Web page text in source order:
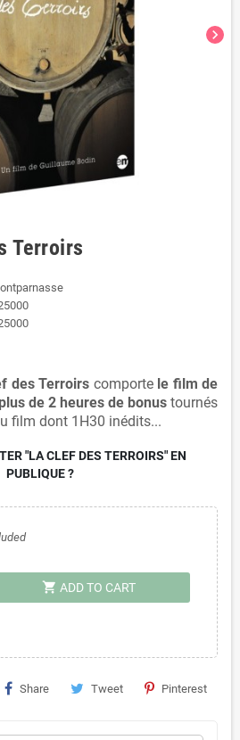
chevron_right
Terroirs
des Terroirs comporte le film de
plus de 2 heures de bonus tournés
film dont 1H30 inédits...
"LA CLEF DES TERROIRS" EN
PUBLIQUE ?
shopping_cart ADD TO CART
Share Tweet Pinterest